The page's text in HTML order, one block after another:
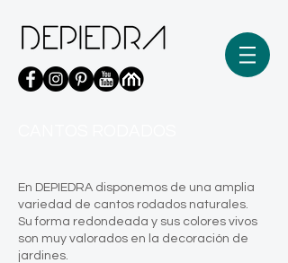
En DEPIEDRA disponemos de una amplia
variedad de cantos rodados naturales.
Su forma redondeada y sus colores vivos
son muy valorados en la decoración de
jardines.